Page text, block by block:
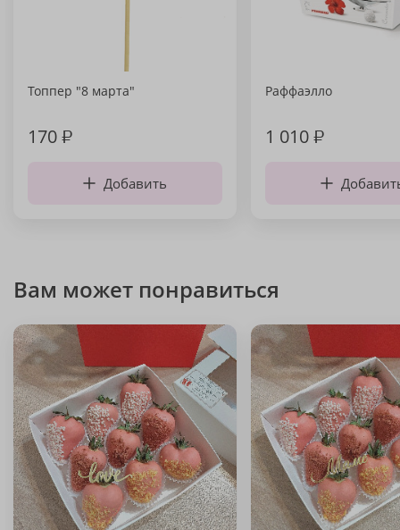
Топпер "8 марта"
170₽
Добавить
Раффаэлло
1 010₽
Вам может понравиться